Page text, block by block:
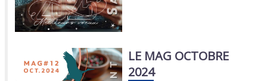
LE MAG OCTOBRE
2024